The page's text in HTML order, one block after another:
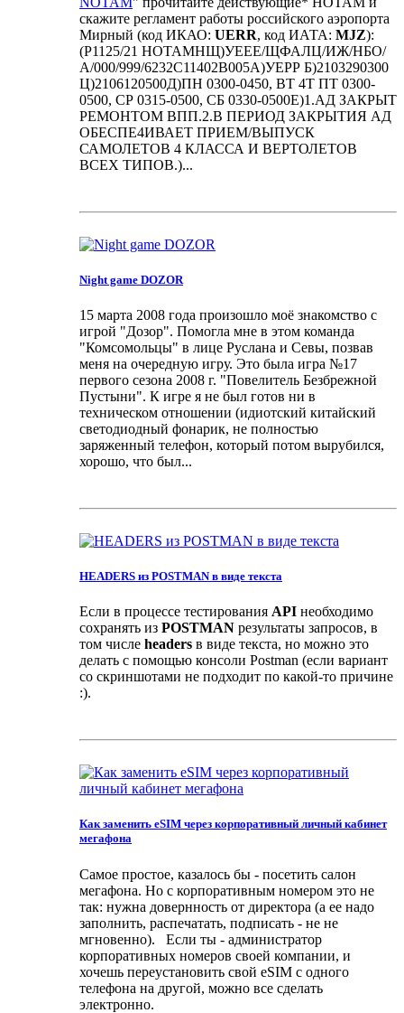
скажите регламент работы российского аэропорта
Мирный (код ИКАО: UERR, код ИАТА: MJZ):
(Р1125/21 НОТАМНЩ)УЕЕЕ/ЩФАЛЦ/ИЖ/НБО/
А/000/999/6232С11402В005А)УЕРР Б)2103290300
Ц)2106120500Д)ПН 0300-0450, ВТ 4Т ПТ 0300-
0500, СР 0315-0500, СБ 0330-0500Е)1.АД ЗАКРЫТ
РЕМОНТОМ ВПП.2.В ПЕРИОД ЗАКРЫТИЯ АД
ОБЕСПЕ4ИВАЕТ ПРИЕМ/ВЫПУСК
САМОЛЕТОВ 4 КЛАССА И ВЕРТОЛЕТОВ
ВСЕХ ТИПОВ.)...
Night game DOZOR
15 марта 2008 года произошло моё знакомство с
игрой "Дозор". Помогла мне в этом команда
"Комсомольцы" в лице Руслана и Севы, позвав
меня на очередную игру. Это была игра №17
первого сезона 2008 г. "Повелитель Безбрежной
Пустыни". К игре я не был готов ни в
техническом отношении (идиотский китайский
светодиодный фонарик, не полностью
заряженный телефон, который потом вырубился,
хорошо, что был...
HEADERS из POSTMAN в виде текста
Если в процессе тестирования API необходимо
сохранять из POSTMAN результаты запросов, в
том числе headers в виде текста, но можно это
делать с помощью консоли Postman (если вариант
со скриншотами не подходит по какой-то причине
:).
Как заменить eSIM через корпоративный личный кабинет
мегафона
Самое простое, казалось бы - посетить салон
мегафона. Но с корпоративным номером это не
так: нужна довернность от директора (а ее надо
заполнить, распечатать, подписать - не не
мгновенно). Если ты - администратор
корпоративных номеров своей компании, и
хочешь переустановить свой eSIM с одного
телефона на другой, можно все сделать
электронно.